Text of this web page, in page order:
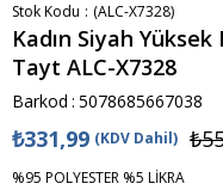
Stok Kodu (ALC-X7328)
Kadın Siyah
Tayt ALC-X7328
Barkod : 5078685667038
₺331,99 (KDV Dahil)
%95 POLYESTER %5 LİKRA